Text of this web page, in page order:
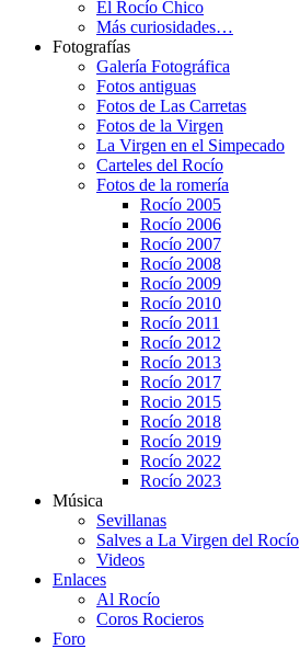
El Rocío Chico
Más curiosidades…
Fotografías
Galería Fotográfica
Fotos antiguas
Fotos de Las Carretas
Fotos de la Virgen
La Virgen en el Simpecado
Carteles del Rocío
Fotos de la romería
Rocío 2005
Rocío 2006
Rocío 2007
Rocío 2008
Rocío 2009
Rocío 2010
Rocío 2011
Rocío 2012
Rocío 2013
Rocío 2017
Rocio 2015
Rocío 2018
Rocío 2019
Rocío 2022
Rocío 2023
Música
Sevillanas
Salves a La Virgen del Rocío
Videos
Enlaces
Al Rocío
Coros Rocieros
Foro